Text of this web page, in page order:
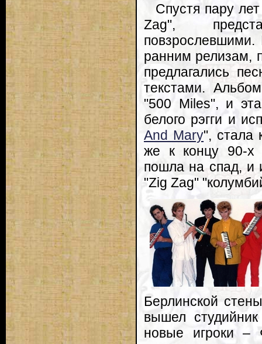
Спустя пару
Zag",
повзрослевшими.
ранним релизам,
предлагались
текстами.
"500 Miles", и
белого рэгги и
And Mary", стала
же к концу 90-х
пошла на спад, и
"Zig Zag"
Берлинской
вышел
новые игроки –